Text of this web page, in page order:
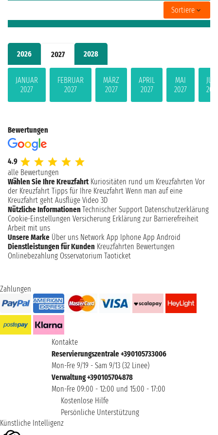
2026 2027 2028
JANUAR
2027
FEBRUAR
2027
MÄRZ
2027
APRIL
2027
MAI
2027
Sortiere
Bewertungen
4.9
alle Bewertungen
Wählen Sie Ihre Kreuzfahrt Kuriositäten rund um Kreuzfahrten Vor
der Kreuzfahrt Tipps für Ihre Kreuzfahrt Wenn man auf eine
Kreuzfahrt geht Ausflüge Video 3D
Nützliche Informationen Technischer Support Datenschutzerklärung
Cookie-Einstellungen Versicherung Erklärung zur Barrierefreiheit
Arbeit mit uns
Unsere Marke Über uns Network App Iphone App Android
Dienstleistungen für Kunden Kreuzfahrten Bewertungen
Onlinebezahlung Osservatorium Taoticket
Zahlungen
Kontakte
Reservierungszentrale +390105733006
Mon-Fre 9/19 - Sam 9/13 (32 Linee)
Verwaltung +390105704878
Mon-Fre 09:00 - 12:00 und 15:00 - 17:00
Kostenlose Hilfe
Persönliche Unterstützung
Künstliche Intelligenz